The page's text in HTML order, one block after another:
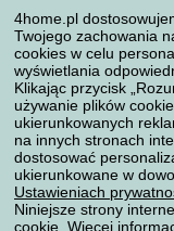
4home.pl
Twojego zachowania
cookies w celu
wyświetlania
Klikając przycisk
używanie plików
ukierunkowanych
na innych stronach
dostosować
ukierunkowane w
Ustawieniach
Niniejsze strony
cookie. Więcej
Niezawodny